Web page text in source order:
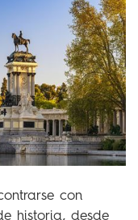
con
historia, desde